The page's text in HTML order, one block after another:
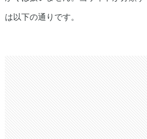
は以下の通りです。